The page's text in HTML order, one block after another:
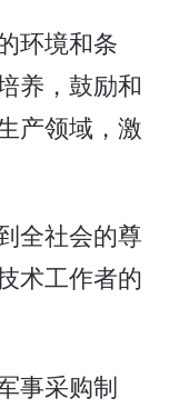
环境和条
养，鼓励和
产领域，激
全社会的尊
术工作者的
事采购制